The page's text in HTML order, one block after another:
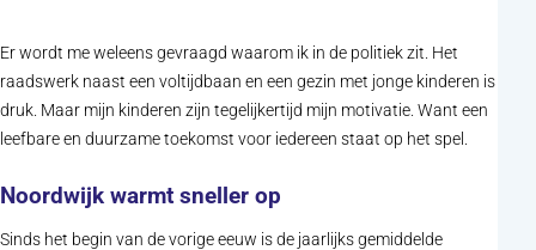
Er wordt me weleens gevraagd waarom ik in de politiek zit. Het
raadswerk naast een voltijdbaan en een gezin met jonge kinderen is
druk. Maar mijn kinderen zijn tegelijkertijd mijn motivatie. Want een
leefbare en duurzame toekomst voor iedereen staat op het spel.
Noordwijk warmt sneller op
Sinds het begin van de vorige eeuw is de jaarlijks gemiddelde